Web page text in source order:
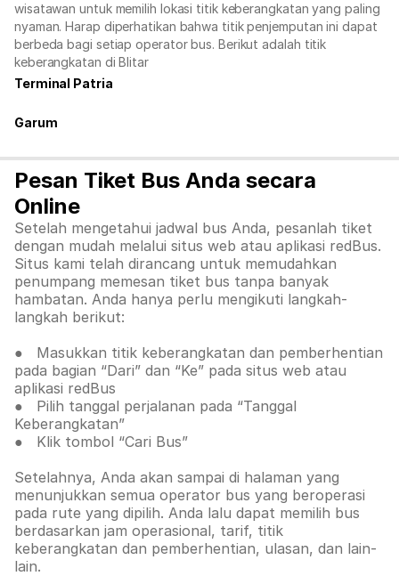
wisatawan untuk memilih lokasi titik keberangkatan yang paling
nyaman. Harap diperhatikan bahwa titik penjemputan ini dapat
berbeda bagi setiap operator bus. Berikut adalah titik
keberangkatan di Blitar
Terminal Patria
Garum
Pesan Tiket Bus Anda secara
Online
Setelah mengetahui jadwal bus Anda, pesanlah tiket
dengan mudah melalui situs web atau aplikasi redBus.
Situs kami telah dirancang untuk memudahkan
penumpang memesan tiket bus tanpa banyak
hambatan. Anda hanya perlu mengikuti langkah-
langkah berikut:
● Masukkan titik keberangkatan dan pemberhentian
pada bagian “Dari” dan “Ke” pada situs web atau
aplikasi redBus
● Pilih tanggal perjalanan pada “Tanggal
Keberangkatan”
● Klik tombol “Cari Bus”
Setelahnya, Anda akan sampai di halaman yang
menunjukkan semua operator bus yang beroperasi
pada rute yang dipilih. Anda lalu dapat memilih bus
berdasarkan jam operasional, tarif, titik
keberangkatan dan pemberhentian, ulasan, dan lain-
lain.